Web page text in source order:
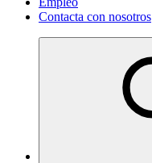
Contacta con nosotros